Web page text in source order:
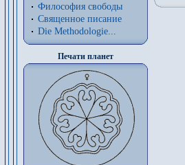
Философия cвободы
Священное писание
Die Methodologie...
Печати планет